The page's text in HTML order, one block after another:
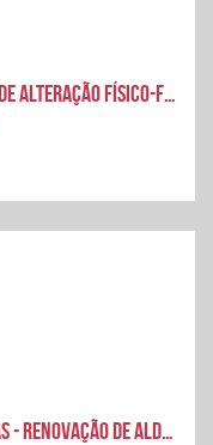
CANDIDATURAS AO PDR2020 – PEDIDOS DE ALTERAÇÃO FÍSICO-FINANCEIROS - AUMENTO DE CUSTOS
Anúncio de abertura de candidaturas - Renovação de Aldeias